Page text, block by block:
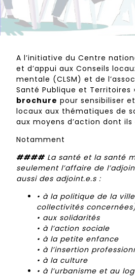
A l’initiative du Centre
et d’appui aux Conseils
mentale (CLSM) et de
Santé Publique et Territoires
brochure pour sensibiliser
locaux aux thématiques de
aux moyens d’action dont ils
Notamment
#### La santé et la santé
seulement l’affaire de
aussi des adjoint.e.s :
• à la politique de la
collectivités
• aux solidarités
• à l’action sociale
• à la petite enfance
• à l’insertion
• à la culture
• à l’urbanisme et au